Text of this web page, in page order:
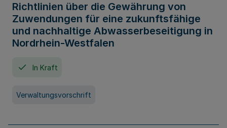
Richtlinien über die Gewährung von
Zuwendungen für eine zukunftsfähige
und nachhaltige Abwasserbeseitigung in
Nordrhein-Westfalen
In Kraft
Verwaltungsvorschrift